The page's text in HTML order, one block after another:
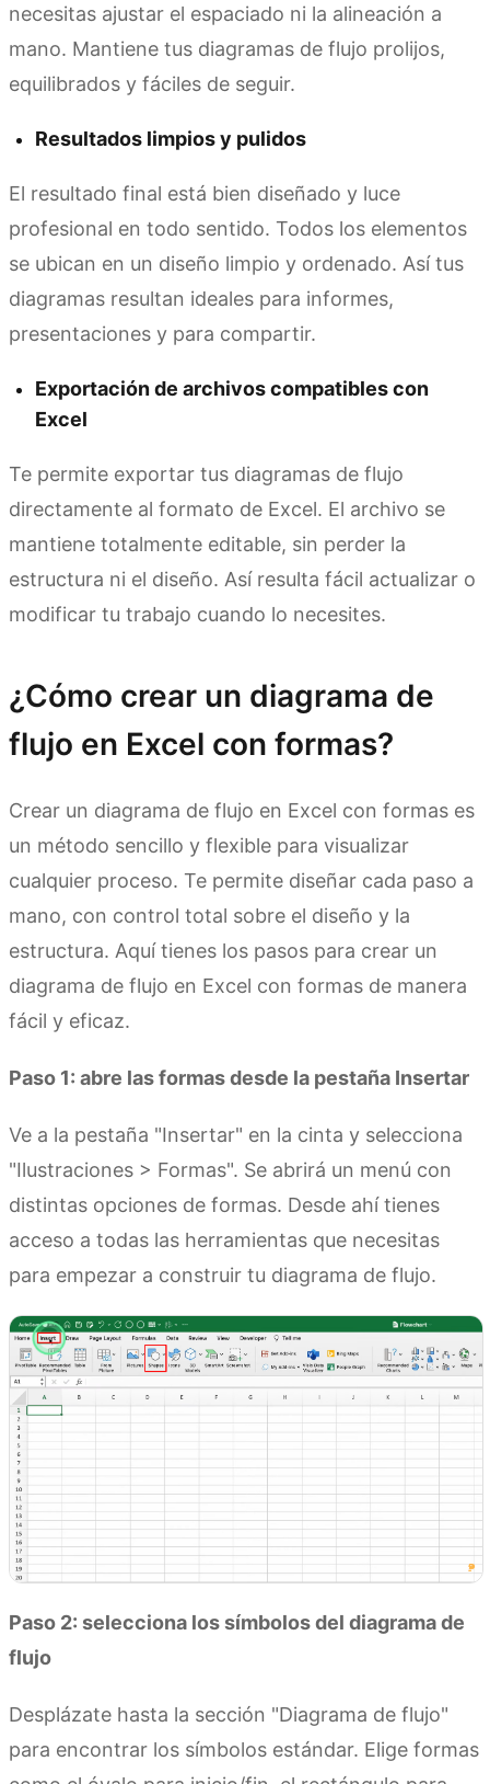
necesitas ajustar el espaciado ni la alineación a
mano. Mantiene tus diagramas de flujo prolijos,
equilibrados y fáciles de seguir.
Resultados limpios y pulidos
El resultado final está bien diseñado y luce
profesional en todo sentido. Todos los elementos
se ubican en un diseño limpio y ordenado. Así tus
diagramas resultan ideales para informes,
presentaciones y para compartir.
Exportación de archivos compatibles con
Excel
Te permite exportar tus diagramas de flujo
directamente al formato de Excel. El archivo se
mantiene totalmente editable, sin perder la
estructura ni el diseño. Así resulta fácil actualizar o
modificar tu trabajo cuando lo necesites.
¿Cómo crear un diagrama de
flujo en Excel con formas?
Crear un diagrama de flujo en Excel con formas es
un método sencillo y flexible para visualizar
cualquier proceso. Te permite diseñar cada paso a
mano, con control total sobre el diseño y la
estructura. Aquí tienes los pasos para crear un
diagrama de flujo en Excel con formas de manera
fácil y eficaz.
Paso 1: abre las formas desde la pestaña Insertar
Ve a la pestaña "Insertar" en la cinta y selecciona
"Ilustraciones > Formas". Se abrirá un menú con
distintas opciones de formas. Desde ahí tienes
acceso a todas las herramientas que necesitas
para empezar a construir tu diagrama de flujo.
Paso 2: selecciona los símbolos del diagrama de
flujo
Desplázate hasta la sección "Diagrama de flujo"
para encontrar los símbolos estándar. Elige formas